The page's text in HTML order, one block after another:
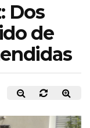
Dos
de